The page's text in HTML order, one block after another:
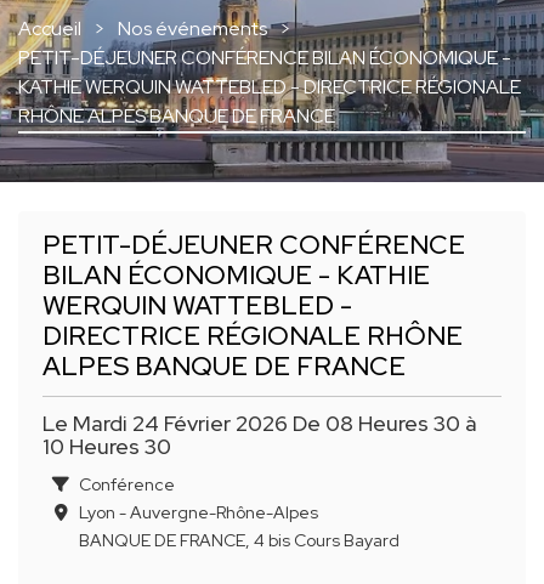
Accueil
Nos événements
PETIT-DÉJEUNER CONFÉRENCE BILAN ÉCONOMIQUE -
KATHIE WERQUIN WATTEBLED - DIRECTRICE RÉGIONALE
RHÔNE ALPES BANQUE DE FRANCE
PETIT-DÉJEUNER CONFÉRENCE
BILAN ÉCONOMIQUE - KATHIE
WERQUIN WATTEBLED -
DIRECTRICE RÉGIONALE RHÔNE
ALPES BANQUE DE FRANCE
Le Mardi 24 Février 2026 De 08 Heures 30 à
10 Heures 30
Conférence
Lyon - Auvergne-Rhône-Alpes
BANQUE DE FRANCE, 4 bis Cours Bayard